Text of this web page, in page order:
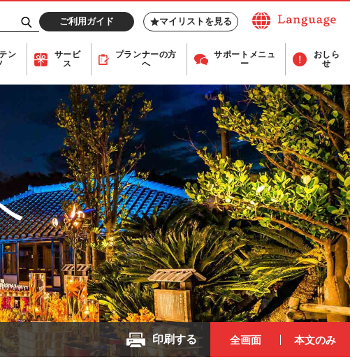
ご利用ガイド マイリストを見る
ン
サービ
ス
プランナーの方
へ
サポート メニュ
ー
おしら
せ
印刷する 全画面 本文のみ